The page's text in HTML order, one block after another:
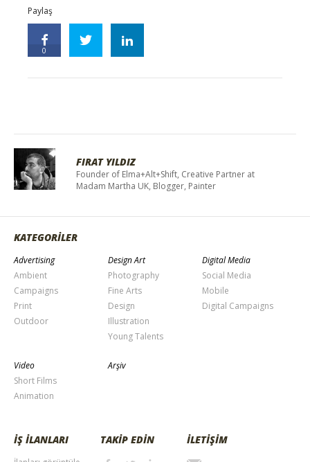
Paylaş
0
FIRAT YILDIZ
Founder of Elma+Alt+Shift, Creative Partner at
Madam Martha UK, Blogger, Painter
KATEGORİLER
Advertising
Ambient
Campaigns
Print
Outdoor
Design Art
Photography
Fine Arts
Design
Illustration
Young Talents
Digital Media
Social Media
Mobile
Digital Campaigns
Video
Short Films
Animation
Arşiv
İŞ İLANLARI TAKİP EDİN İLETİŞİM